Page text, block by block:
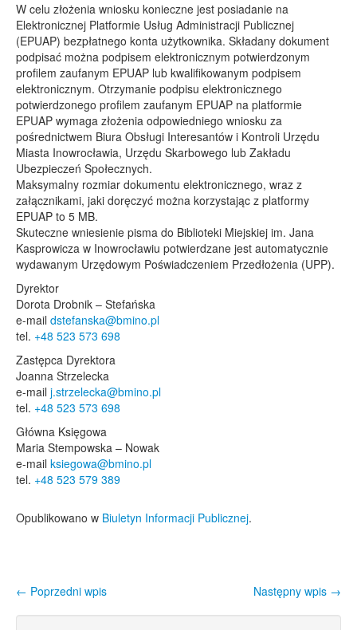
W celu złożenia wniosku konieczne jest posiadanie na
Elektronicznej Platformie Usług Administracji Publicznej
(EPUAP) bezpłatnego konta użytkownika. Składany dokument
podpisać można podpisem elektronicznym potwierdzonym
profilem zaufanym EPUAP lub kwalifikowanym podpisem
elektronicznym. Otrzymanie podpisu elektronicznego
potwierdzonego profilem zaufanym EPUAP na platformie
EPUAP wymaga złożenia odpowiedniego wniosku za
pośrednictwem Biura Obsługi Interesantów i Kontroli Urzędu
Miasta Inowrocławia, Urzędu Skarbowego lub Zakładu
Ubezpieczeń Społecznych.
Maksymalny rozmiar dokumentu elektronicznego, wraz z
załącznikami, jaki doręczyć można korzystając z platformy
EPUAP to 5 MB.
Skuteczne wniesienie pisma do Biblioteki Miejskiej im. Jana
Kasprowicza w Inowrocławiu potwierdzane jest automatycznie
wydawanym Urzędowym Poświadczeniem Przedłożenia (UPP).
Dyrektor
Dorota Drobnik – Stefańska
e-mail dstefanska@bmino.pl
tel. +48 523 573 698
Zastępca Dyrektora
Joanna Strzelecka
e-mail j.strzelecka@bmino.pl
tel. +48 523 573 698
Główna Księgowa
Maria Stempowska – Nowak
e-mail ksiegowa@bmino.pl
tel. +48 523 579 389
Opublikowano w Biuletyn Informacji Publicznej.
Nawigacja wpisu
Następny wpis →
← Poprzedni wpis